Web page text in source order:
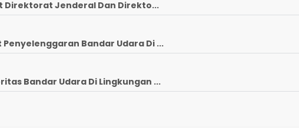
Jenderal Dan Direkto...
Bandar Udara Di ...
Bandar Udara Di Lingkungan ...